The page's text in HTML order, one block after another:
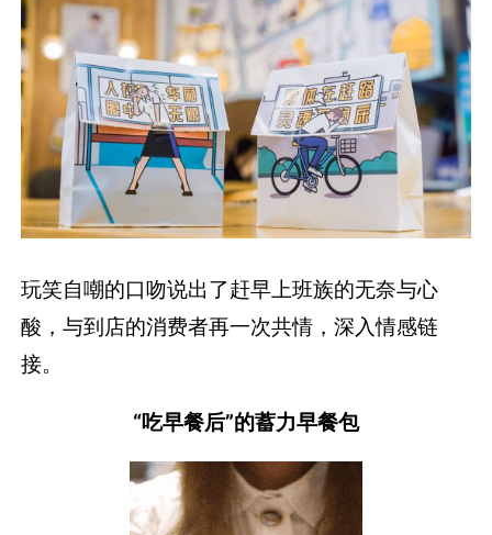
玩笑自嘲的口吻说出了赶早上班族的无奈与心
酸，与到店的消费者再一次共情，深入情感链
接。
“吃早餐后”的蓄力早餐包